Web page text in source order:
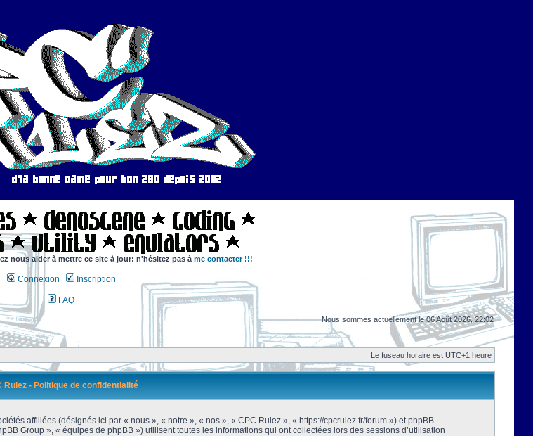
nous aider à mettre ce site à jour: n'hésitez pas à me contacter !!!
Connexion Inscription
FAQ
Nous sommes actuellement le 06 Août 2026, 22:02
Le fuseau horaire est UTC+1 heure
Rulez - Politique de confidentialité
affiliées (désignés ici par « nous », « notre », « nos », « CPC Rulez », « https://cpcrulez.fr/forum ») et phpBB
Group », « équipes de phpBB ») utilisent toutes les informations qui ont collectées lors des sessions d’utilisation